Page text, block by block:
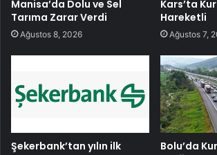
Manisa’da Dolu ve Sel
Tarıma Zarar Verdi
Ağustos 8, 2026
Kars’ta
Hareketli
Ağustos 7,
Şekerbank’tan yılın ilk
Bolu’da